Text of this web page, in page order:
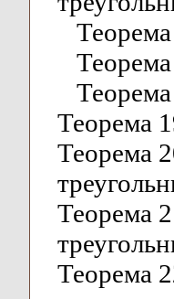
Теорема
Теорема
Теорема
Теорема
Теорема